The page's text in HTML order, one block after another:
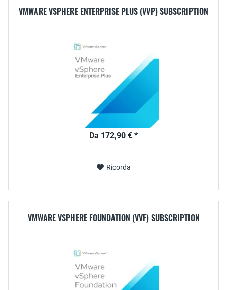
VMWARE VSPHERE ENTERPRISE PLUS (VVP) SUBSCRIPTION
Da 172,90 € *
Ricorda
VMWARE VSPHERE FOUNDATION (VVF) SUBSCRIPTION